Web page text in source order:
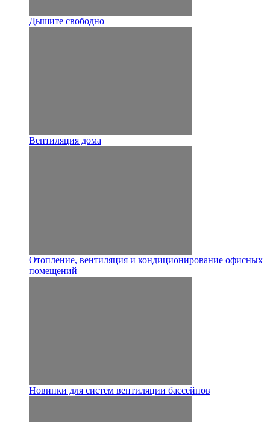
Дышите свободно
Вентиляция дома
Отопление, вентиляция и кондиционирование офисных
помещений
Новинки для систем вентиляции бассейнов